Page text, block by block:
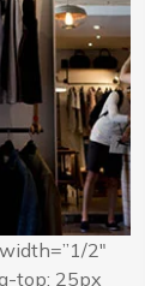
2″
top: 25px